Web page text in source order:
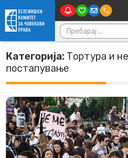
Skip to content
Пребарувај за:
Категорија: Тортура и
постапување